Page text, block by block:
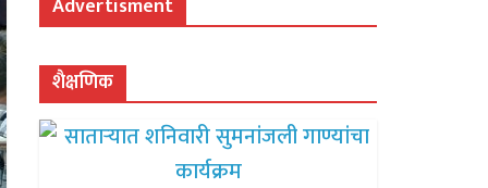
Advertisment
शैक्षणिक